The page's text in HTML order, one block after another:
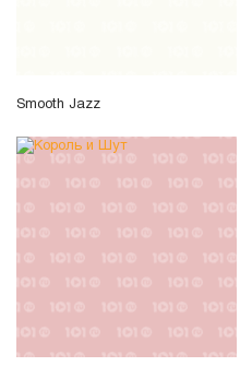
Smooth Jazz